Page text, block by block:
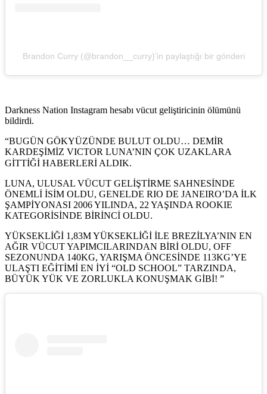
Brandon Curry (@brandon__curry)’in paylaştığı bir gönderi
Darkness Nation Instagram hesabı vücut geliştiricinin ölümünü
bildirdi.
“BUGÜN GÖKYÜZÜNDE BULUT OLDU… DEMİR
KARDEŞİMİZ VICTOR LUNA’NIN ÇOK UZAKLARA
GİTTİĞİ HABERLERİ ALDIK. ⠀
LUNA, ULUSAL VÜCUT GELİŞTİRME SAHNESİNDE
ÖNEMLİ İSİM OLDU, GENELDE RIO DE JANEIRO’DA İLK
ŞAMPİYONASI 2006 YILINDA, 22 YAŞINDA ROOKIE
KATEGORİSİNDE BİRİNCİ OLDU.
YÜKSEKLİĞİ 1,83M YÜKSEKLİĞİ İLE BREZİLYA’NIN EN
AĞIR VÜCUT YAPIMCILARINDAN BİRİ OLDU, OFF
SEZONUNDA 140KG, YARIŞMA ÖNCESİNDE 113KG’YE
ULAŞTI EĞİTİMİ EN İYİ “OLD SCHOOL” TARZINDA,
BÜYÜK YÜK VE ZORLUKLA KONUŞMAK GİBİ! ”